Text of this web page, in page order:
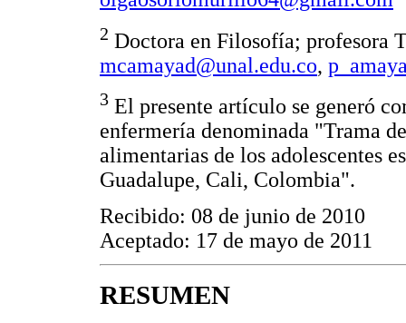
2 Doctora en Filosofía; profesora
mcamayad@unal.edu.co,
3 El presente artículo se generó
enfermería denominada "Trama
alimentarias de los adolescentes
Guadalupe, Cali, Colombia".
Recibido: 08 de junio de 2010
Aceptado: 17 de mayo de 2011
RESUMEN